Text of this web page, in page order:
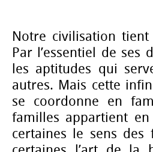
Notre civilisation
Par l’essentiel de
les aptitudes qui
autres. Mais cette
se coordonne en
familles appartient
certaines le sens